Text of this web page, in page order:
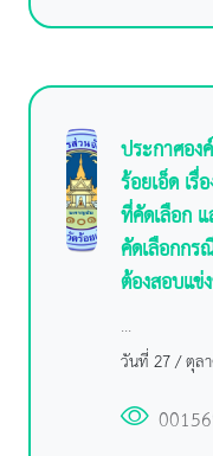
ประกาศอง
ร้อยเอ็ด เ
ที่คัดเลือก
คัดเลือกกร
ต้องสอบแข่
...
วันที่ 27 / ตุล